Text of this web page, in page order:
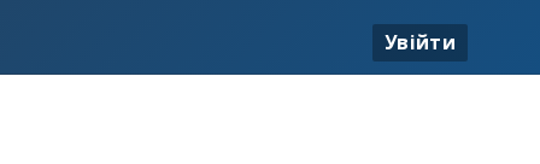
Увійти